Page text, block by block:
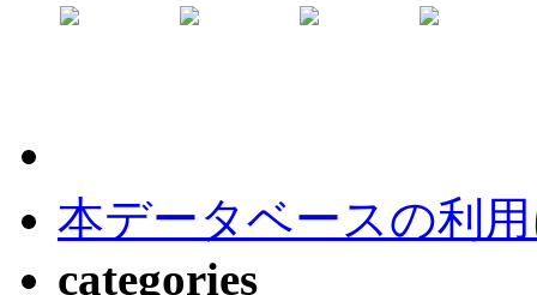
本データベースの利
categories